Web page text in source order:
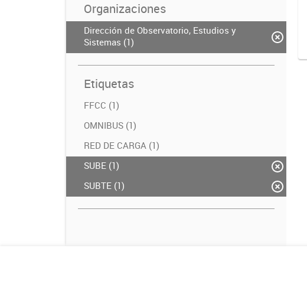
Organizaciones
Dirección de Observatorio, Estudios y
Sistemas (1)
Etiquetas
FFCC (1)
OMNIBUS (1)
RED DE CARGA (1)
SUBE (1)
SUBTE (1)